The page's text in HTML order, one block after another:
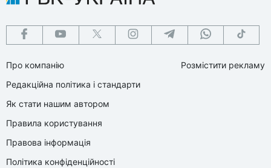
Про компанію
Редакційна політика і стандарти
Як стати нашим автором
Правила користування
Правова інформація
Політика конфіденційності
Розмістити рекламу